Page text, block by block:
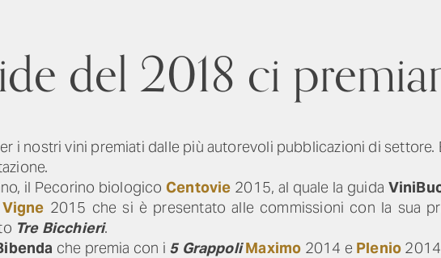
del 2018 ci
i nostri vini premiati dalle più autorevoli pubblicazioni di
il Pecorino biologicoCentovie 2015, al quale la guida
2015 che si è presentato alle commissioni con la sua
Tre Bicchieri.
che premia con i 5 Grappoli Maximo 2014 e Plenio